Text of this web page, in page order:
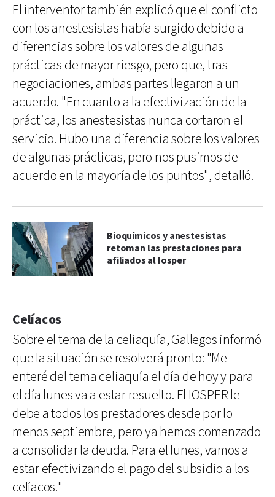
El interventor también explicó que el conflicto
con los anestesistas había surgido debido a
diferencias sobre los valores de algunas
prácticas de mayor riesgo, pero que, tras
negociaciones, ambas partes llegaron a un
acuerdo. "En cuanto a la efectivización de la
práctica, los anestesistas nunca cortaron el
servicio. Hubo una diferencia sobre los valores
de algunas prácticas, pero nos pusimos de
acuerdo en la mayoría de los puntos", detalló.
Bioquímicos y anestesistas
retoman las prestaciones para
afiliados al Iosper
Celíacos
Sobre el tema de la celiaquía, Gallegos informó
que la situación se resolverá pronto: "Me
enteré del tema celiaquía el día de hoy y para
el día lunes va a estar resuelto. El IOSPER le
debe a todos los prestadores desde por lo
menos septiembre, pero ya hemos comenzado
a consolidar la deuda. Para el lunes, vamos a
estar efectivizando el pago del subsidio a los
celíacos."